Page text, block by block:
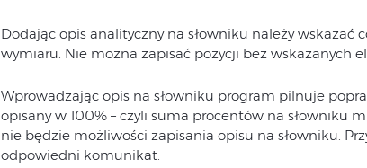
Dodając opis analityczny na słowniku należy
wymiaru. Nie można zapisać pozycji bez wskazanych
Wprowadzając opis na słowniku program pilnuje
opisany w 100% – czyli suma procentów na słowniku
nie będzie możliwości zapisania opisu na słowniku.
odpowiedni komunikat.